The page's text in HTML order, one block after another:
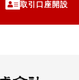
取引口座開設